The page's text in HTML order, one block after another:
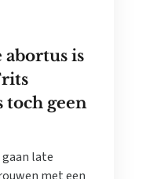
is
toch geen
late